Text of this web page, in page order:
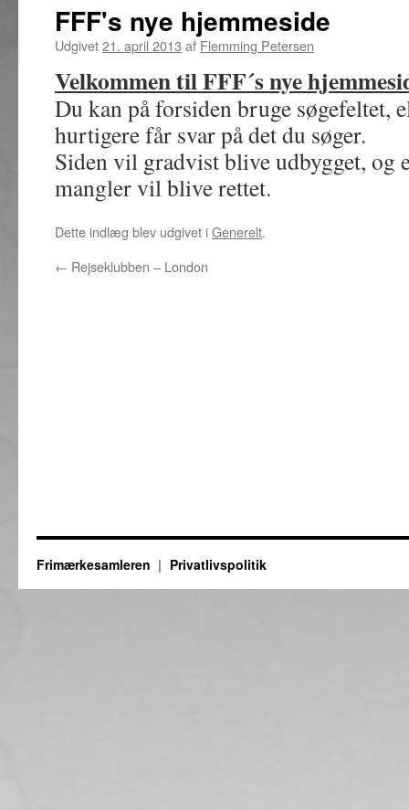
FFF's nye hjemmeside
Udgivet21. april 2013 af Flemming Petersen
Velkommen til FFF´s nye
Du kan på forsiden bruge søgefeltet,
hurtigere får svar på det du søger.
Siden vil gradvist blive udbygget, og
mangler vil blive rettet.
Dette indlæg blev udgivet iGenerelt.
← Rejseklubben – London
Frimærkesamleren Privatlivspolitik